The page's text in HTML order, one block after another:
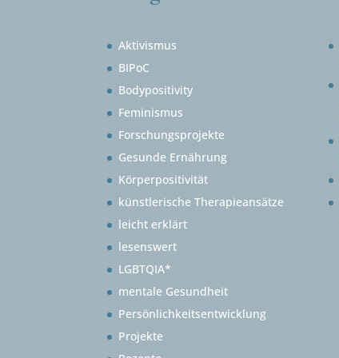
Aktivismus
BIPoC
Bodypositivity
Feminismus
Forschungsprojekte
Gesunde Ernährung
Körperpositivität
künstlerische Therapieansätze
leicht erklärt
lesenswert
LGBTQIA*
mentale Gesundheit
Persönlichkeitsentwicklung
Projekte